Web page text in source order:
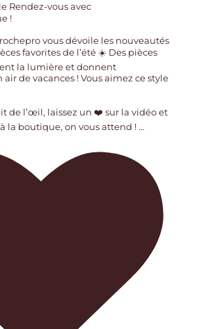
Rendez-vous avec
!
vous dévoile les nouveautés
favorites de l’été ☀️ Des pièces
la lumière et donnent
de vacances ! Vous aimez ce style
de l’œil, laissez un ❤️ sur la vidéo et
à la boutique, on vous attend !…